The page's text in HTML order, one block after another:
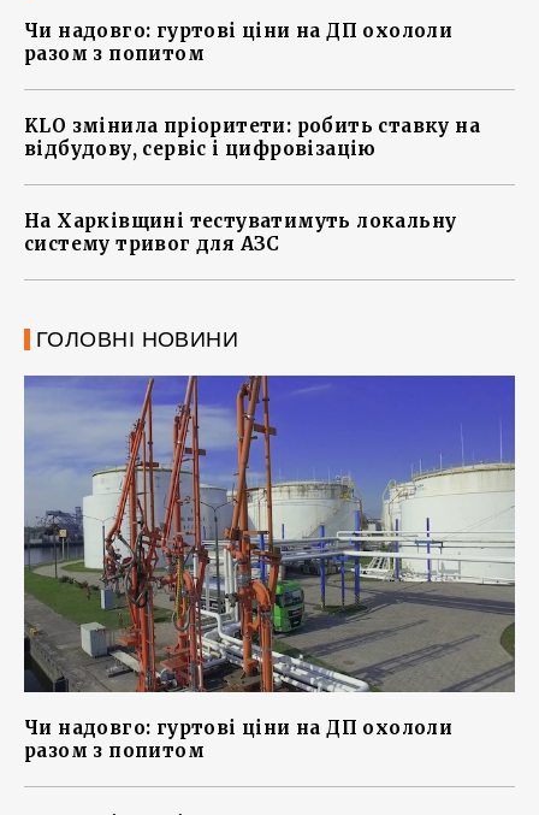
Чи надовго: гуртові ціни на ДП охололи
разом з попитом
KLO змінила пріоритети: робить ставку на
відбудову, сервіс і цифровізацію
На Харківщині тестуватимуть локальну
систему тривог для АЗС
ГОЛОВНІ НОВИНИ
Чи надовго: гуртові ціни на ДП охололи
разом з попитом